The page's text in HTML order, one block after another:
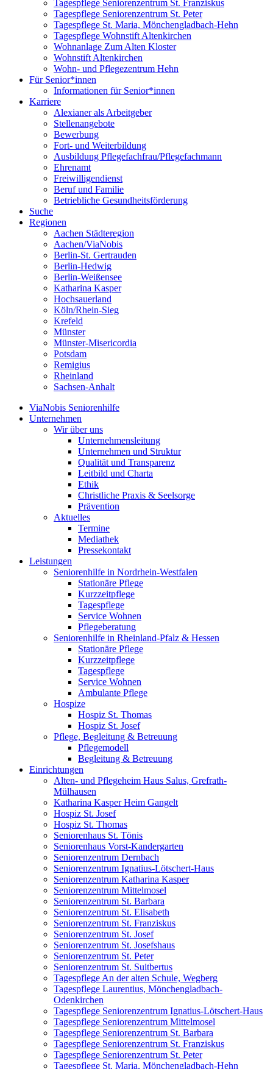
Tagespflege Seniorenzentrum St. Franziskus
Tagespflege Seniorenzentrum St. Peter
Tagespflege St. Maria, Mönchengladbach-Hehn
Tagespflege Wohnstift Altenkirchen
Wohnanlage Zum Alten Kloster
Wohnstift Altenkirchen
Wohn- und Pflegezentrum Hehn
Für Senior*innen
Informationen für Senior*innen
Karriere
Alexianer als Arbeitgeber
Stellenangebote
Bewerbung
Fort- und Weiterbildung
Ausbildung Pflegefachfrau/Pflegefachmann
Ehrenamt
Freiwilligendienst
Beruf und Familie
Betriebliche Gesundheitsförderung
Suche
Regionen
Aachen Städteregion
Aachen/ViaNobis
Berlin-St. Gertrauden
Berlin-Hedwig
Berlin-Weißensee
Katharina Kasper
Hochsauerland
Köln/Rhein-Sieg
Krefeld
Münster
Münster-Misericordia
Potsdam
Remigius
Rheinland
Sachsen-Anhalt
ViaNobis Seniorenhilfe
Unternehmen
Wir über uns
Unternehmensleitung
Unternehmen und Struktur
Qualität und Transparenz
Leitbild und Charta
Ethik
Christliche Praxis & Seelsorge
Prävention
Aktuelles
Termine
Mediathek
Pressekontakt
Leistungen
Seniorenhilfe in Nordrhein-Westfalen
Stationäre Pflege
Kurzzeitpflege
Tagespflege
Service Wohnen
Pflegeberatung
Seniorenhilfe in Rheinland-Pfalz & Hessen
Stationäre Pflege
Kurzzeitpflege
Tagespflege
Service Wohnen
Ambulante Pflege
Hospize
Hospiz St. Thomas
Hospiz St. Josef
Pflege, Begleitung & Betreuung
Pflegemodell
Begleitung & Betreuung
Einrichtungen
Alten- und Pflegeheim Haus Salus, Grefrath-
Mülhausen
Katharina Kasper Heim Gangelt
Hospiz St. Josef
Hospiz St. Thomas
Seniorenhaus St. Tönis
Seniorenhaus Vorst-Kandergarten
Seniorenzentrum Dernbach
Seniorenzentrum Ignatius-Lötschert-Haus
Seniorenzentrum Katharina Kasper
Seniorenzentrum Mittelmosel
Seniorenzentrum St. Barbara
Seniorenzentrum St. Elisabeth
Seniorenzentrum St. Franziskus
Seniorenzentrum St. Josef
Seniorenzentrum St. Josefshaus
Seniorenzentrum St. Peter
Seniorenzentrum St. Suitbertus
Tagespflege An der alten Schule, Wegberg
Tagespflege Laurentius, Mönchengladbach-
Odenkirchen
Tagespflege Seniorenzentrum Ignatius-Lötschert-Haus
Tagespflege Seniorenzentrum Mittelmosel
Tagespflege Seniorenzentrum St. Barbara
Tagespflege Seniorenzentrum St. Franziskus
Tagespflege Seniorenzentrum St. Peter
Tagespflege St. Maria, Mönchengladbach-Hehn